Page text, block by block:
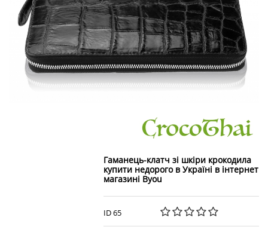
Гаманець-клатч зі шкіри крокодила
купити недорого в Україні в інтернет
магазині Byou
ID 65